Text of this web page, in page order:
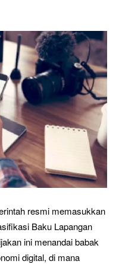
resmi memasukkan
Baku Lapangan
ini menandai babak
digital, di mana